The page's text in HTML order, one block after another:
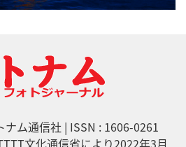
ナム通信社 | ISSN : 1606-0261
文化通信省により2022年3月